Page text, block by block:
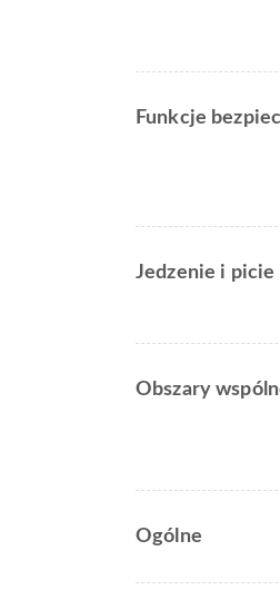
Funkcje
Jedzenie i picie
Obszary
Ogólne